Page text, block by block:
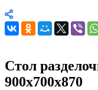
Стол
900х700х870